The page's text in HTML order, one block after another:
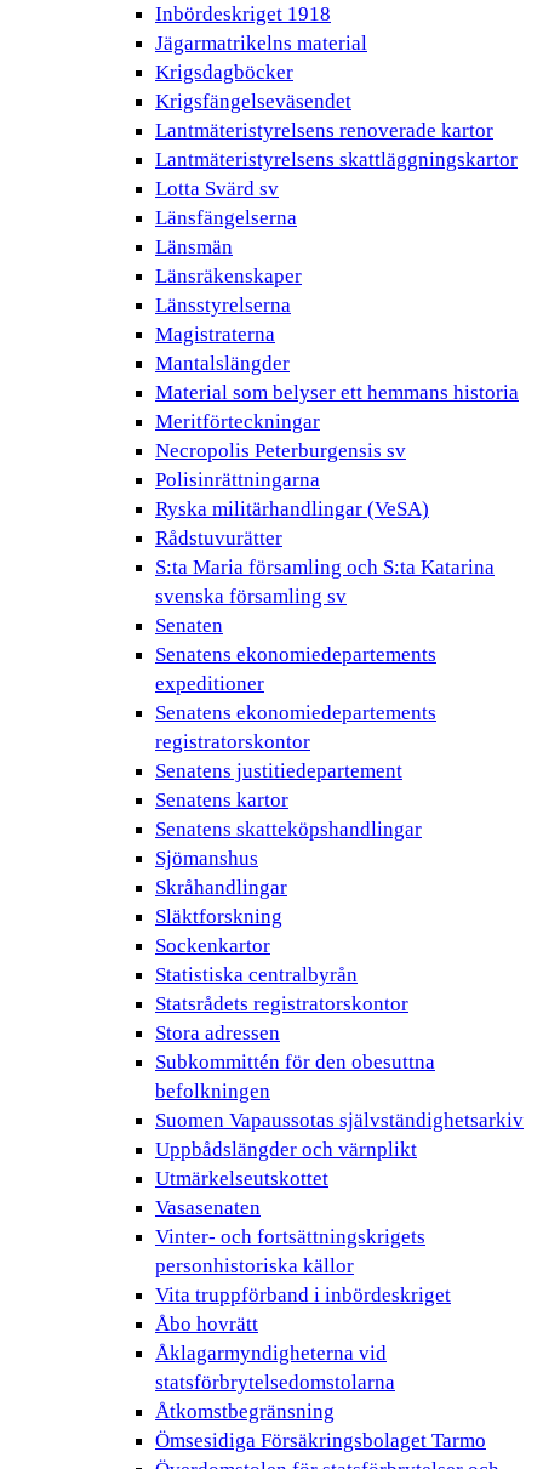
Inbördeskriget 1918
Jägarmatrikelns material
Krigsdagböcker
Krigsfängelseväsendet
Lantmäteristyrelsens renoverade kartor
Lantmäteristyrelsens skattläggningskartor
Lotta Svärd sv
Länsfängelserna
Länsmän
Länsräkenskaper
Länsstyrelserna
Magistraterna
Mantalslängder
Material som belyser ett hemmans historia
Meritförteckningar
Necropolis Peterburgensis sv
Polisinrättningarna
Ryska militärhandlingar (VeSA)
Rådstuvurätter
S:ta Maria församling och S:ta Katarina
svenska församling sv
Senaten
Senatens ekonomiedepartements
expeditioner
Senatens ekonomiedepartements
registratorskontor
Senatens justitiedepartement
Senatens kartor
Senatens skatteköpshandlingar
Sjömanshus
Skråhandlingar
Släktforskning
Sockenkartor
Statistiska centralbyrån
Statsrådets registratorskontor
Stora adressen
Subkommittén för den obesuttna
befolkningen
Suomen Vapaussotas självständighetsarkiv
Uppbådslängder och värnplikt
Utmärkelseutskottet
Vasasenaten
Vinter- och fortsättningskrigets
personhistoriska källor
Vita truppförband i inbördeskriget
Åbo hovrätt
Åklagarmyndigheterna vid
statsförbrytelsedomstolarna
Åtkomstbegränsning
Ömsesidiga Försäkringsbolaget Tarmo